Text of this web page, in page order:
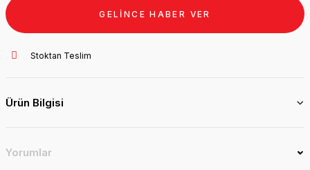
GELİNCE HABER VER
Stoktan Teslim
Ürün Bilgisi
Yorumlar